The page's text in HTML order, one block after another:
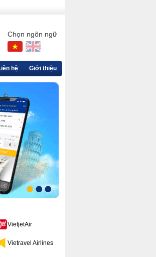
Chọn ngôn ngữ
Giới thiệu
hệ
VietjetAir
Vietravel Airlines